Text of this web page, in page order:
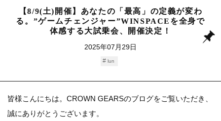
【8/9(土)開催】あなたの「最高」の定義が変わ
る。”ゲームチェンジャー”WINSPACEを全身で
体感する大試乗会、開催決定！
2025年07月29日
lun
皆様こんにちは。CROWN GEARSのブログをご覧いただき、
誠にありがとうございます。